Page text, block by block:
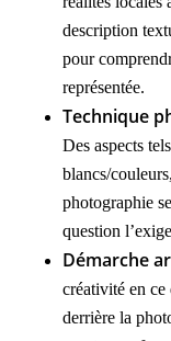
description
pour
représentée.
Technique
Des aspects
blancs/
photographie
question
Démarche
créativité en ce
derrière la